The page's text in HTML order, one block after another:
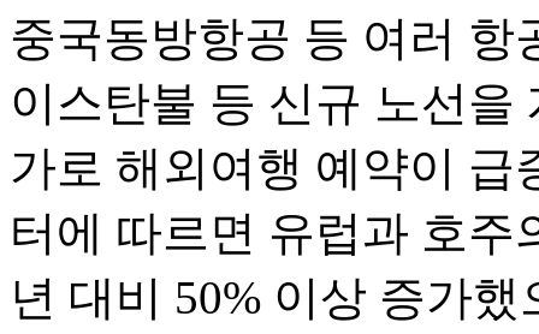
중국동방항공 등 여러 항
이스탄불 등 신규 노선을
가로 해외여행 예약이 급
터에 따르면 유럽과 호주
년 대비 50% 이상 증가